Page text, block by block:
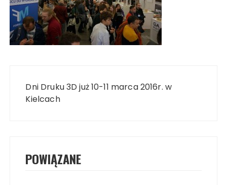
wpisu
Dni Druku 3D już 10-11 marca 2016r. w
Kielcach
POWIĄZANE